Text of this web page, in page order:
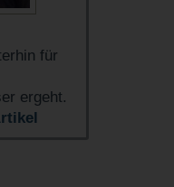
für
ergeht.